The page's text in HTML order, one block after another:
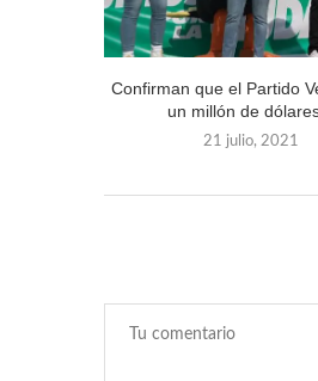
Confirman que el Partido
un millón de
21 julio, 2021